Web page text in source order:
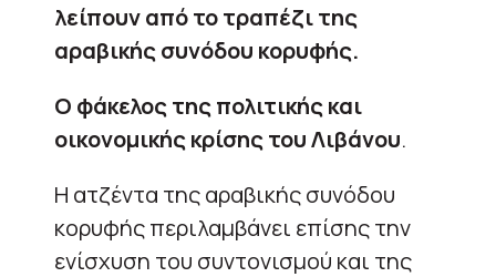
λείπουν από το τραπέζι της
αραβικής συνόδου κορυφής.
Ο φάκελος της πολιτικής και
οικονομικής κρίσης του Λιβάνου.
Η ατζέντα της αραβικής συνόδου
κορυφής περιλαμβάνει επίσης την
ενίσχυση του συντονισμού και της